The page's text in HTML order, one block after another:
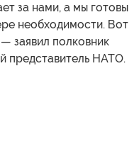
за нами, а мы готовы
необходимости. Вот
заявил полковник
представитель НАТО.